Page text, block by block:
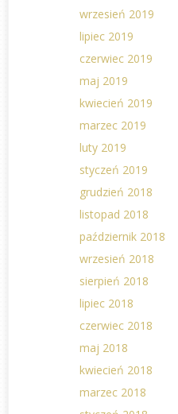
wrzesień 2019
lipiec 2019
czerwiec 2019
maj 2019
kwiecień 2019
marzec 2019
luty 2019
styczeń 2019
grudzień 2018
listopad 2018
październik 2018
wrzesień 2018
sierpień 2018
lipiec 2018
czerwiec 2018
maj 2018
kwiecień 2018
marzec 2018